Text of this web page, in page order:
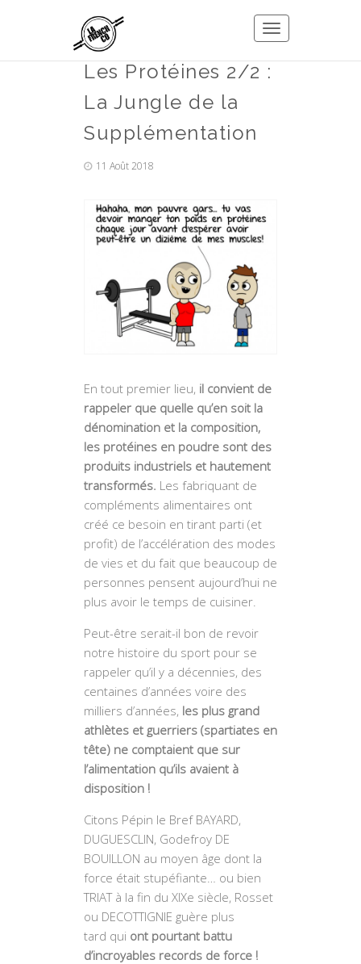
Toggle
Les Protéines 2/2 :
La Jungle de la
Supplémentation
11 Août 2018
En tout premier lieu, il convient de
rappeler que quelle qu’en soit la
dénomination et la composition,
les protéines en poudre sont des
produits industriels et hautement
transformés. Les fabriquant de
compléments alimentaires ont
créé ce besoin en tirant parti (et
profit) de l’accélération des modes
de vies et du fait que beaucoup de
personnes pensent aujourd’hui ne
plus avoir le temps de cuisiner.
Peut-être serait-il bon de revoir
notre histoire du sport pour se
rappeler qu’il y a décennies, des
centaines d’années voire des
milliers d’années, les plus grand
athlètes et guerriers (spartiates en
tête) ne comptaient que sur
l’alimentation qu’ils avaient à
disposition !
Citons Pépin le Bref BAYARD,
DUGUESCLIN, Godefroy DE
BOUILLON au moyen âge dont la
force était stupéfiante… ou bien
TRIAT à la fin du XIXe siècle, Rosset
ou DECOTTIGNIE guère plus
tard qui ont pourtant battu
d’incroyables records de force !